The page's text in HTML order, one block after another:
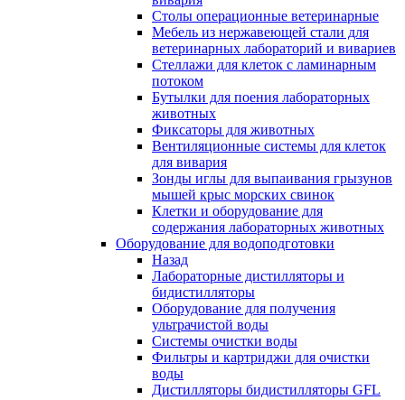
Столы операционные ветеринарные
Мебель из нержавеющей стали для
ветеринарных лабораторий и вивариев
Стеллажи для клеток с ламинарным
потоком
Бутылки для поения лабораторных
животных
Фиксаторы для животных
Вентиляционные системы для клеток
для вивария
Зонды иглы для выпаивания грызунов
мышей крыс морских свинок
Клетки и оборудование для
содержания лабораторных животных
Оборудование для водоподготовки
Назад
Лабораторные дистилляторы и
бидистилляторы
Оборудование для получения
ультрачистой воды
Системы очистки воды
Фильтры и картриджи для очистки
воды
Дистилляторы бидистилляторы GFL